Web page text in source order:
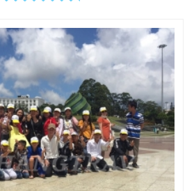
HÀN QUỐC
ĐÀ LẠT 3 NGÀY 2 ĐÊM
hệ
CÁT BI - QUẢNG NINH - NINH BÌNH